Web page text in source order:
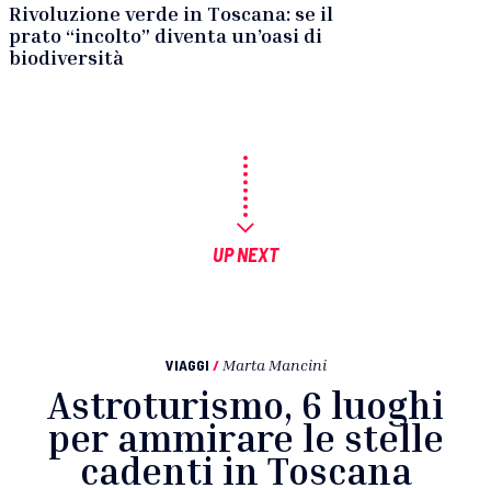
Rivoluzione verde in Toscana: se il
prato “incolto” diventa un’oasi di
biodiversità
UP NEXT
VIAGGI / Marta Mancini
Astroturismo, 6 luoghi
per ammirare le stelle
cadenti in Toscana